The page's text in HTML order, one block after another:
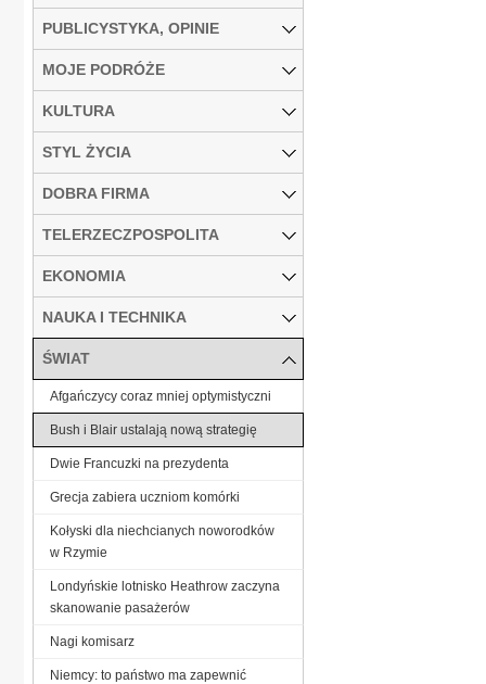
PUBLICYSTYKA, OPINIE
MOJE PODRÓŻE
KULTURA
STYL ŻYCIA
DOBRA FIRMA
TELERZECZPOSPOLITA
EKONOMIA
NAUKA I TECHNIKA
ŚWIAT
Afgańczycy coraz mniej optymistyczni
Bush i Blair ustalają nową strategię
Dwie Francuzki na prezydenta
Grecja zabiera uczniom komórki
Kołyski dla niechcianych noworodków
w Rzymie
Londyńskie lotnisko Heathrow zaczyna
skanowanie pasażerów
Nagi komisarz
Niemcy: to państwo ma zapewnić